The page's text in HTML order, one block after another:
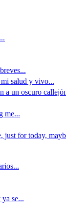
mi salud y vivo...
a un oscuro
me...
just for today,
se...